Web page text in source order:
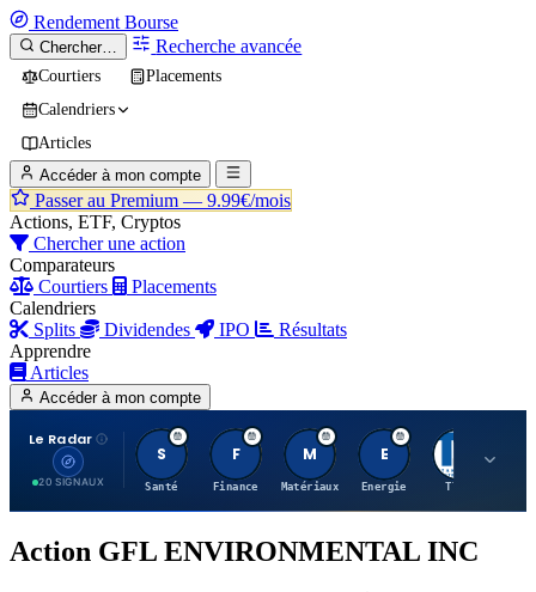
Rendement Bourse
Chercher… Recherche avancée
Courtiers
Placements
Calendriers
Articles
Accéder à mon compte
Passer au Premium — 9.99€/mois
Actions, ETF, Cryptos
Chercher une action
Comparateurs
Courtiers
Placements
Calendriers
Splits
Dividendes IPO
Résultats
Apprendre
Articles
Accéder à mon compte
Le Radar
20 SIGNAUX
S
Santé
F
Finance
M
Matériaux
E
Energie TTWO
Action GFL ENVIRONMENTAL INC